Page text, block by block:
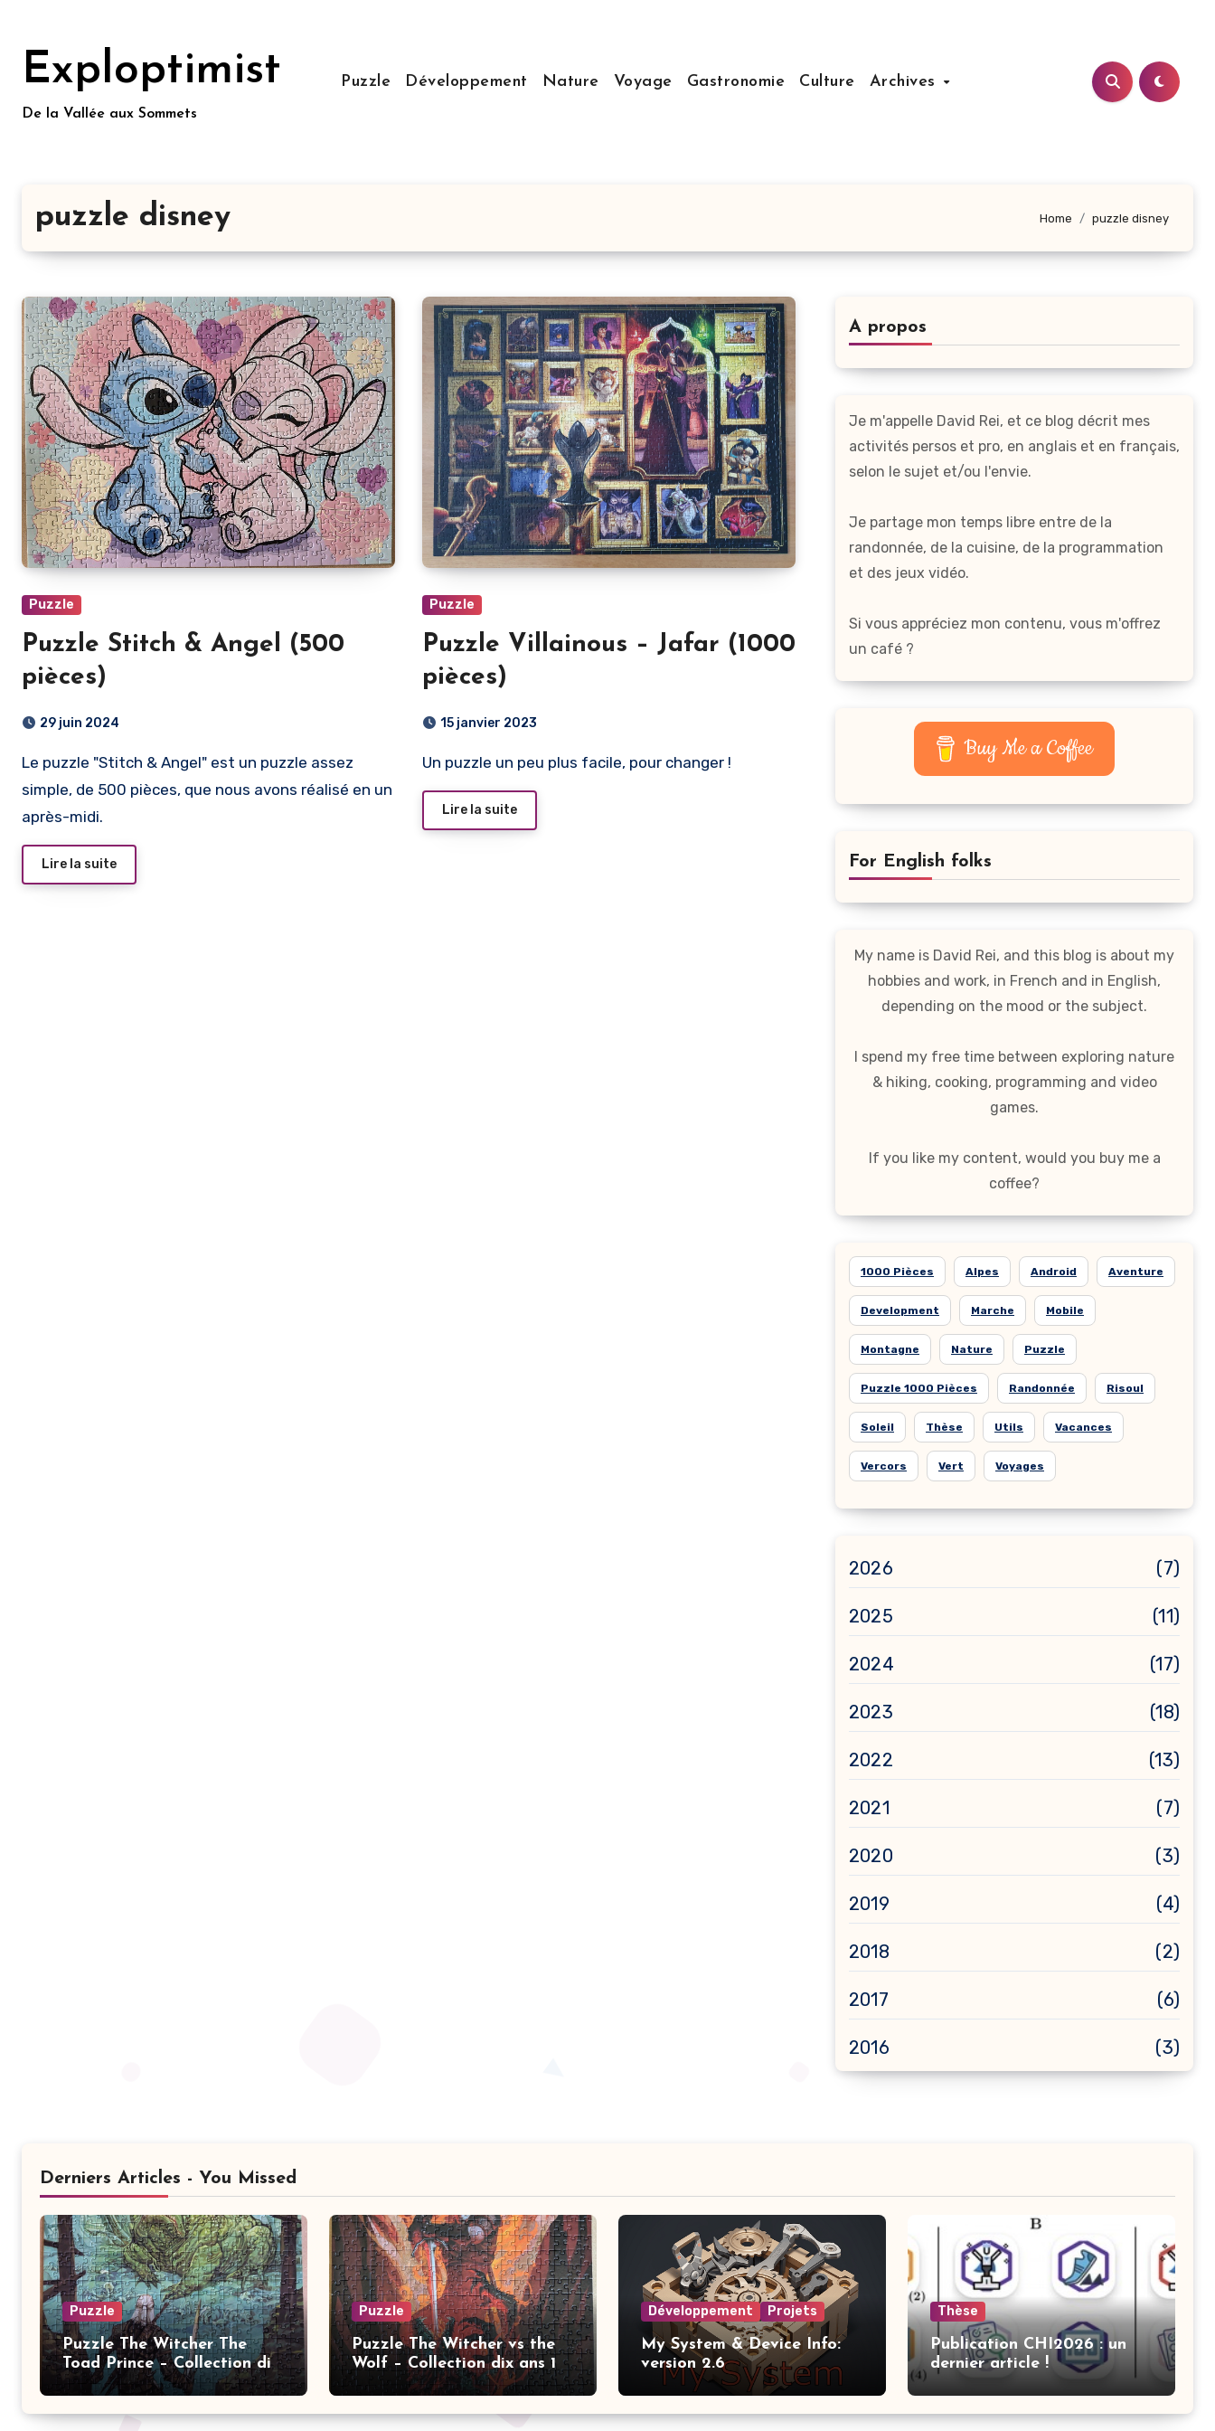
contenu
principalExploptimist
De la Vallée aux Sommets
Puzzle Développement Nature Voyage Gastronomie Culture Archives
puzzle disney Home puzzle disney
Puzzle
Puzzle Stitch & Angel (500
pièces)
29 juin 2024
Le puzzle "Stitch & Angel" est un puzzle assez
simple, de 500 pièces, que nous avons réalisé en un
après-midi.
Lire la suite
Puzzle
Puzzle Villainous – Jafar (1000
pièces)
15 janvier 2023
Un puzzle un peu plus facile, pour changer !
Lire la suite
A propos
Je m'appelle David Rei, et ce blog décrit mes
activités persos et pro, en anglais et en français,
selon le sujet et/ou l'envie.
Je partage mon temps libre entre de la
randonnée, de la cuisine, de la programmation
et des jeux vidéo.
Si vous appréciez mon contenu, vous m'offrez
un café ?
Buy Me a Coffee
For English folks
My name is David Rei, and this blog is about my
hobbies and work, in French and in English,
depending on the mood or the subject.
I spend my free time between exploring nature
& hiking, cooking, programming and video
games.
If you like my content, would you buy me a
coffee?
1000 Pièces Alpes Android Aventure
Development Marche Mobile
Montagne Nature Puzzle
Puzzle 1000 Pièces Randonnée Risoul
Soleil Thèse Utils Vacances
Vercors Vert Voyages
2026 (7)
2025 (11)
2024 (17)
2023 (18)
2022 (13)
2021 (7)
2020 (3)
2019 (4)
2018 (2)
2017 (6)
2016 (3)
Derniers Articles - You Missed
Puzzle
Puzzle The Witcher The
Toad Prince – Collection dix
ans 2
Puzzle
Puzzle The Witcher vs the
Wolf – Collection dix ans 1
Développement Projets
My System & Device Info:
version 2.6
Thèse
Publication CHI2026 : un
dernier article !